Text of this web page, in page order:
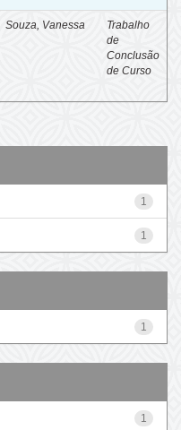
Souza, Vanessa
Trabalho
de
Conclusão
de Curso
1
1
1
1